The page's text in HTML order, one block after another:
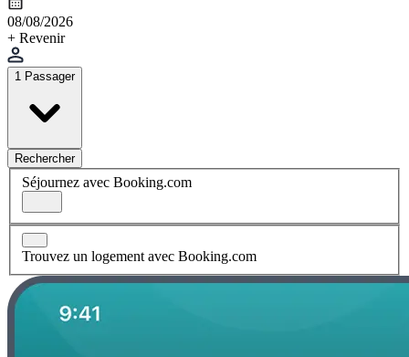
08/08/2026
+ Revenir
1 Passager
Rechercher
Séjournez avec Booking.com
Trouvez un logement avec Booking.com